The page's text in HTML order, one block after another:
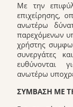
Με την
επιχείρησης,
ανωτέρω
παρεχόμενων
χρήστης
συνεργάτες
ευθύνονται
ανωτέρω
ΣΥΜΒΑΣΗ ΜΕ